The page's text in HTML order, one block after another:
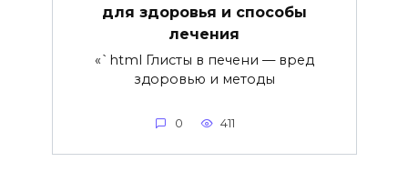
для здоровья и способы
лечения
«`html Глисты в печени — вред
здоровью и методы
0 411